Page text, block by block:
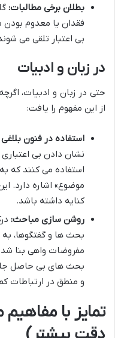
بطلان برخی مطالبات:
فقدان یا معدوم بودن
بی اعتبار تلقی می
در زبان و ادبیات
حتی در زبان و ادبیات،
از این مفهوم را یافت:
استفاده در فنون
نشان دادن بی اعتباری
استفاده می کنند که
موضوع» اشاره دارد.
کنایه داشته باشد.
روشن سازی مباحث:
بحث ها و گفتگوها، به
مفروضات واهی بنا
بحث های بی حاصل
و منطق در ارتباطات
تمایز با